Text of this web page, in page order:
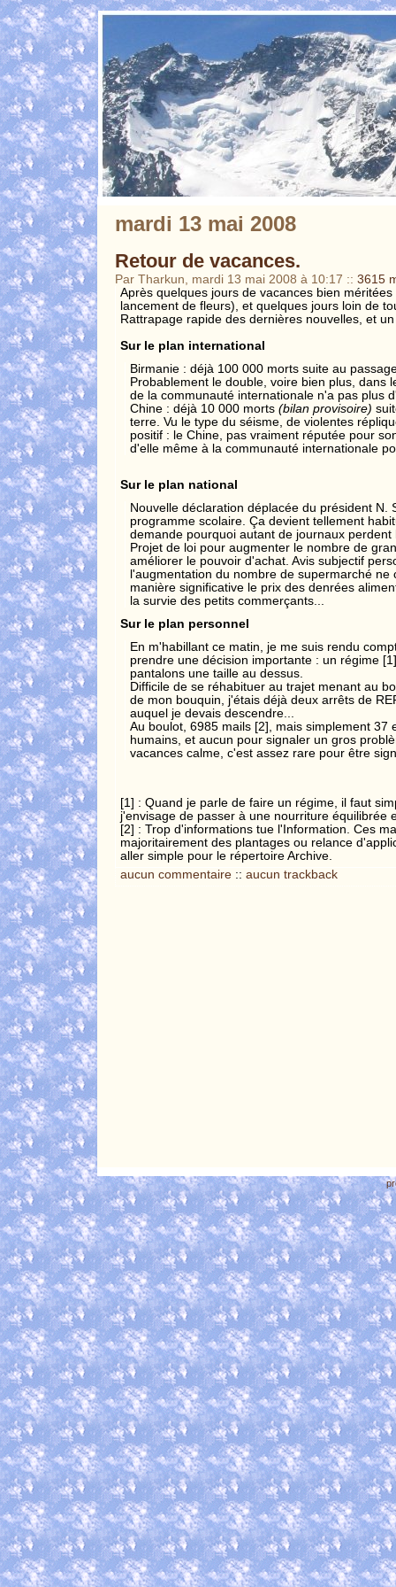
mardi 13 mai 2008
Retour de vacances.
Par Tharkun, mardi 13 mai 2008 à 10:17 :: 3615
Après quelques jours de vacances bien
lancement de fleurs), et quelques jours loin de
Rattrapage rapide des dernières nouvelles, et
Sur le plan international
Birmanie : déjà 100 000 morts suite au
Probablement le double, voire bien plus, dans
de la communauté internationale n'a pas plus
Chine : déjà 10 000 morts (bilan provisoire)
terre. Vu le type du séisme, de violentes
positif : le Chine, pas vraiment réputée pour
d'elle même à la communauté internationale
Sur le plan national
Nouvelle déclaration déplacée du président N.
programme scolaire. Ça devient tellement
demande pourquoi autant de journaux
Projet de loi pour augmenter le nombre de
améliorer le pouvoir d'achat. Avis subjectif
l'augmentation du nombre de supermarché ne
manière significative le prix des denrées
la survie des petits commerçants...
Sur le plan personnel
En m'habillant ce matin, je me suis rendu
prendre une décision importante : un régime
pantalons une taille au dessus.
Difficile de se réhabituer au trajet menant au
de mon bouquin, j'étais déjà deux arrêts de
auquel je devais descendre...
Au boulot, 6985 mails [2], mais simplement 37
humains, et aucun pour signaler un gros
vacances calme, c'est assez rare pour être
[1] : Quand je parle de faire un régime, il faut
j'envisage de passer à une nourriture équilibrée
[2] : Trop d'informations tue l'Information. Ces
majoritairement des plantages ou relance
aller simple pour le répertoire Archive.
aucun commentaire :: aucun trackback